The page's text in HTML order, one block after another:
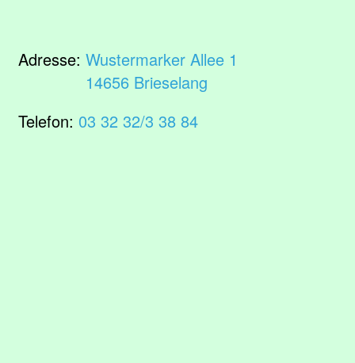
Adresse: Wustermarker Allee 1
14656 Brieselang
Telefon: 03 32 32/3 38 84